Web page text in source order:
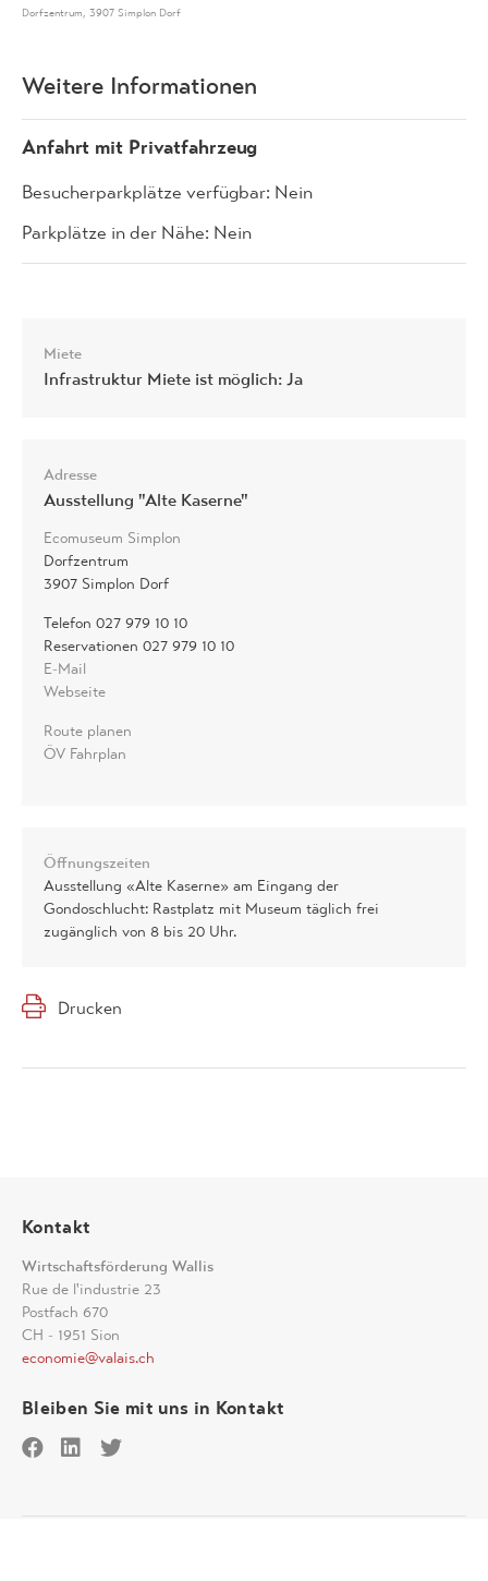
Dorfzentrum, 3907 Simplon Dorf
Weitere Informationen
Anfahrt mit Privatfahrzeug
Besucherparkplätze verfügbar: Nein
Parkplätze in der Nähe: Nein
Miete
Infrastruktur Miete ist möglich: Ja
Adresse
Ausstellung "Alte Kaserne"
Ecomuseum Simplon
Dorfzentrum
3907 Simplon Dorf
Telefon 027 979 10 10
Reservationen 027 979 10 10
E-Mail
Webseite
Route planen
ÖV Fahrplan
Öffnungszeiten
Ausstellung «Alte Kaserne» am Eingang der
Gondoschlucht: Rastplatz mit Museum täglich frei
zugänglich von 8 bis 20 Uhr.
Drucken
Kontakt
Wirtschaftsförderung Wallis
Rue de l'industrie 23
Postfach 670
CH - 1951 Sion
economie@valais.ch
Bleiben Sie mit uns in Kontakt